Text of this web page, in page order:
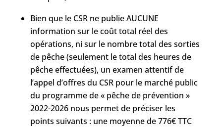
Bien que le CSR ne publie AUCUNE
information sur le coût total réel des
opérations, ni sur le nombre total des sorties
de pêche (seulement le total des heures de
pêche effectuées), un examen attentif de
l’appel d’offres du CSR pour le marché public
du programme de « pêche de prévention »
2022-2026 nous permet de préciser les
points suivants : une moyenne de 776€ TTC